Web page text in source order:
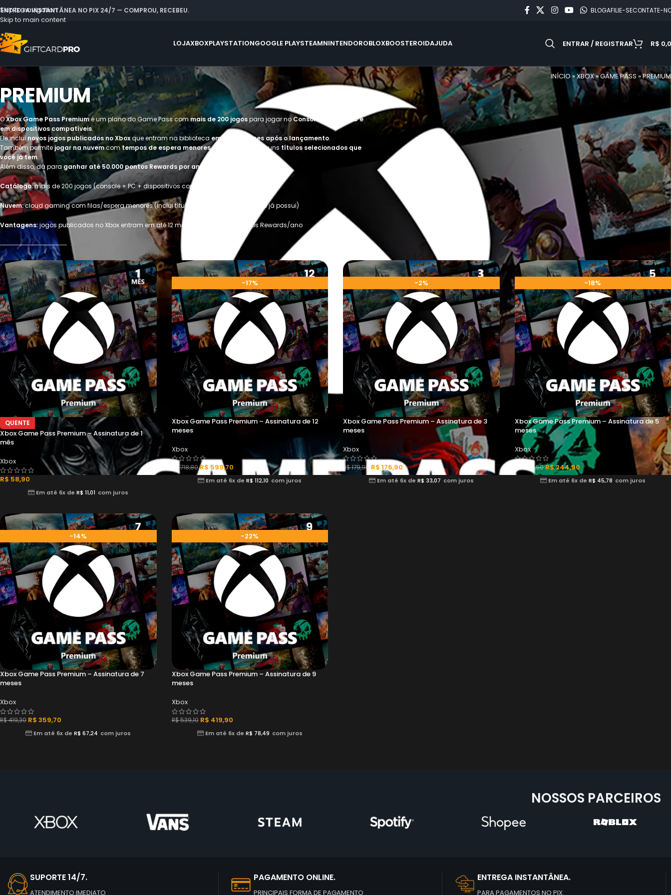
Skip to navigation
Skip to main content
ENTREGA INSTANTÂNEA NO PIX 24/7 — COMPROU, RECEBEU. BLOGAFILIE-SECONTATE-
LOJAXBOXPLAYSTATIONGOOGLE PLAYSTEAMNINTENDOROBLOXBOOSTEROIDAJUDA ENTRAR / REGISTRAR R$
INÍCIO »XBOX»GAME PASS »PREMIUM
PREMIUM
OXbox Game Pass Premiumé um plano do Game Pass com mais de 200 jogos para jogar no Console Xbox, no PC e
em dispositivos compatíveis.
Ele incluinovos jogos publicados no Xboxque entram na biblioteca em até 12 meses após o lançamento.
Também permitejogar na nuvemcom tempos de espera menores, inclusive com alguns títulos selecionados que
você já tem.
Além disso, dá para ganhar até 50.000 pontos Rewards por ano
Catálogo:mais de 200 jogos (console + PC + dispositivos compatíveis)
Nuvem:cloud gaming com filas/espera menores (inclui títulos selecionados que você já possui)
Vantagens:jogos publicados no Xbox entram em até 12 meses + até 50.000 pontos Rewards/ano
QUENTE
Xbox Game Pass Premium – Assinatura de 1
mês
Xbox
R$ 58,90
Em até 6x deR$ 11,01 com juros
-17%
Xbox Game Pass Premium – Assinatura de 12
meses
Xbox
718,80R$ 599,70
Em até 6x deR$ 112,10 com juros
-2%
Xbox Game Pass Premium – Assinatura de 3
meses
Xbox
R$179,90 R$ 176,90
Em até 6x de R$ 33,07 com juros
-18%
Xbox Game Pass Premium – Assinatura de 5
meses
Xbox
R$299,50R$244,90
Em até 6x de R$ 45,78 com juros
-14%
Xbox Game Pass Premium – Assinatura de 7
meses
Xbox
R$419,30 R$ 359,70
Em até 6x deR$ 67,24 com juros
-22%
Xbox Game Pass Premium – Assinatura de 9
meses
Xbox
R$539,10 R$ 419,90
Em até 6x de R$ 78,49 com juros
NOSSOS PARCEIROS
SUPORTE 14/7.
ATENDIMENTO IMEDIATO
PAGAMENTO ONLINE.
PRINCIPAIS FORMA DE PAGAMENTO
ENTREGA INSTANTÂNEA.
PARA PAGAMENTOS NO PIX